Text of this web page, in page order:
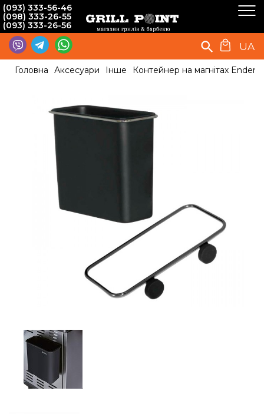
(093) 333-56-46
(098) 333-26-55
(093) 333-26-56
UA
Головна Аксесуари Інше Контейнер на магнітах Enders